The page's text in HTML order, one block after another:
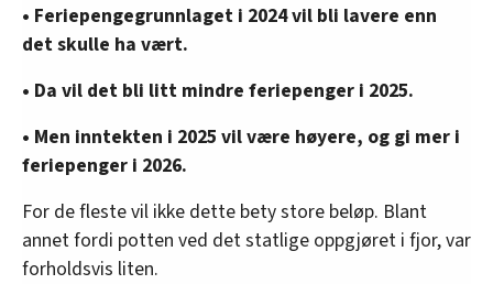
• Feriepengegrunnlaget i 2024 vil bli lavere enn
det skulle ha vært.
• Da vil det bli litt mindre feriepenger i 2025.
• Men inntekten i 2025 vil være høyere, og gi mer i
feriepenger i 2026.
For de fleste vil ikke dette bety store beløp. Blant
annet fordi potten ved det statlige oppgjøret i fjor, var
forholdsvis liten.